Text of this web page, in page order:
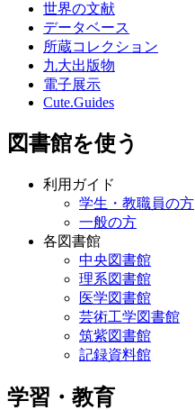
世界の文献
データベース
所蔵コレクション
九大出版物
電子展示
Cute.Guides
図書館を使う
利用ガイド
学生・教職員の方
一般の方
各図書館
中央図書館
理系図書館
医学図書館
芸術工学図書館
筑紫図書館
記録資料館
学習・教育